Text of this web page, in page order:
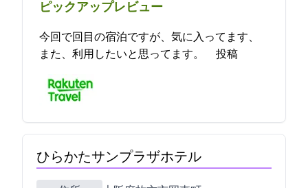
ピックアップレビュー
今回で3回目の宿泊ですが、気に入ってます、
また、利用したいと思ってます。 2021-09-22 09:30:58投稿
ひらかたサンプラザホテル